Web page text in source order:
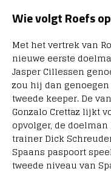
Wie volgt Roefs
Met het vertrek van
nieuwe eerste
Jasper Cillessen
zou hij dan
tweede keeper. De
Gonzalo Crettaz lijkt
opvolger, de
trainer Dick
Spaans paspoort
tweede niveau van